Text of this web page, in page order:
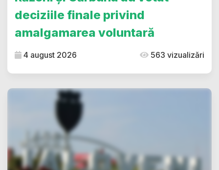
deciziile finale privind
amalgamarea voluntară
4 august 2026 563 vizualizări